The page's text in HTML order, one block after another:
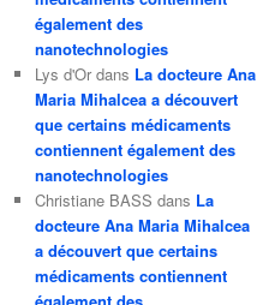
également des
nanotechnologies
Lys d'Or dans La docteure Ana
Maria Mihalcea a découvert
que certains médicaments
contiennent également des
nanotechnologies
Christiane BASS dans La
docteure Ana Maria Mihalcea
a découvert que certains
médicaments contiennent